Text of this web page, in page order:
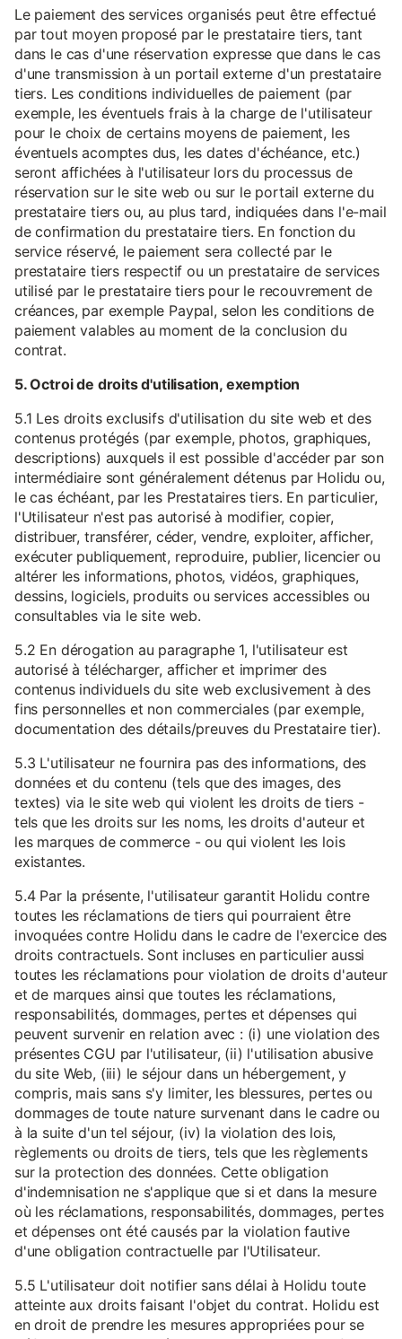
Le paiement des services organisés peut être effectué
par tout moyen proposé par le prestataire tiers, tant
dans le cas d'une réservation expresse que dans le cas
d'une transmission à un portail externe d'un prestataire
tiers. Les conditions individuelles de paiement (par
exemple, les éventuels frais à la charge de l'utilisateur
pour le choix de certains moyens de paiement, les
éventuels acomptes dus, les dates d'échéance, etc.)
seront affichées à l'utilisateur lors du processus de
réservation sur le site web ou sur le portail externe du
prestataire tiers ou, au plus tard, indiquées dans l'e-mail
de confirmation du prestataire tiers. En fonction du
service réservé, le paiement sera collecté par le
prestataire tiers respectif ou un prestataire de services
utilisé par le prestataire tiers pour le recouvrement de
créances, par exemple Paypal, selon les conditions de
paiement valables au moment de la conclusion du
contrat.
5. Octroi de droits d'utilisation, exemption
5.1 Les droits exclusifs d'utilisation du site web et des
contenus protégés (par exemple, photos, graphiques,
descriptions) auxquels il est possible d'accéder par son
intermédiaire sont généralement détenus par Holidu ou,
le cas échéant, par les Prestataires tiers. En particulier,
l'Utilisateur n'est pas autorisé à modifier, copier,
distribuer, transférer, céder, vendre, exploiter, afficher,
exécuter publiquement, reproduire, publier, licencier ou
altérer les informations, photos, vidéos, graphiques,
dessins, logiciels, produits ou services accessibles ou
consultables via le site web.
5.2 En dérogation au paragraphe 1, l'utilisateur est
autorisé à télécharger, afficher et imprimer des
contenus individuels du site web exclusivement à des
fins personnelles et non commerciales (par exemple,
documentation des détails/preuves du Prestataire tier).
5.3 L'utilisateur ne fournira pas des informations, des
données et du contenu (tels que des images, des
textes) via le site web qui violent les droits de tiers -
tels que les droits sur les noms, les droits d'auteur et
les marques de commerce - ou qui violent les lois
existantes.
5.4 Par la présente, l'utilisateur garantit Holidu contre
toutes les réclamations de tiers qui pourraient être
invoquées contre Holidu dans le cadre de l'exercice des
droits contractuels. Sont incluses en particulier aussi
toutes les réclamations pour violation de droits d'auteur
et de marques ainsi que toutes les réclamations,
responsabilités, dommages, pertes et dépenses qui
peuvent survenir en relation avec : (i) une violation des
présentes CGU par l'utilisateur, (ii) l'utilisation abusive
du site Web, (iii) le séjour dans un hébergement, y
compris, mais sans s'y limiter, les blessures, pertes ou
dommages de toute nature survenant dans le cadre ou
à la suite d'un tel séjour, (iv) la violation des lois,
règlements ou droits de tiers, tels que les règlements
sur la protection des données. Cette obligation
d'indemnisation ne s'applique que si et dans la mesure
où les réclamations, responsabilités, dommages, pertes
et dépenses ont été causés par la violation fautive
d'une obligation contractuelle par l'Utilisateur.
5.5 L'utilisateur doit notifier sans délai à Holidu toute
atteinte aux droits faisant l'objet du contrat. Holidu est
en droit de prendre les mesures appropriées pour se